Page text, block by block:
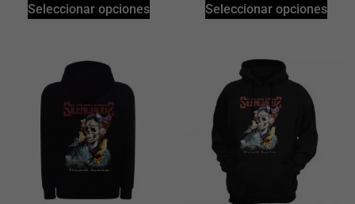
Seleccionar opciones Seleccionar opciones